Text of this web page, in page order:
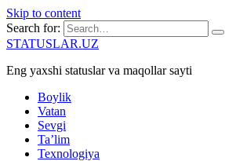
Skip to content
Search for:
STATUSLAR.UZ
Eng yaxshi statuslar va maqollar sayti
Boylik
Vatan
Sevgi
Ta’lim
Texnologiya